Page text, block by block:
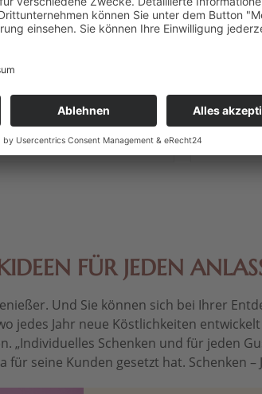
Viba Nougolade Haselnuss,
0.035 kg(48,29 € * / 1 kg)
1,69 € *
Viba
Inhalt
FÜR JEDEN
Und Sie können sich bei Ihrer
jedes Jahr neue Köstlichkeiten
„Individuelles Schenken und für jeden
für seine Kunden gesetzt hat. Schenken –